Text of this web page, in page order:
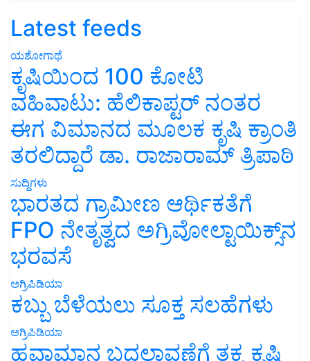
Latest feeds
ಯಶೋಗಾಥೆ
ಕೃಷಿಯಿಂದ 100 ಕೋಟಿ
ವಹಿವಾಟು: ಹೆಲಿಕಾಪ್ಟರ್ ನಂತರ
ಈಗ ವಿಮಾನದ ಮೂಲಕ ಕೃಷಿ ಕ್ರಾಂತಿ
ತರಲಿದ್ದಾರೆ ಡಾ. ರಾಜಾರಾಮ್ ತ್ರಿಪಾಠಿ
ಸುದ್ದಿಗಳು
ಭಾರತದ ಗ್ರಾಮೀಣ ಆರ್ಥಿಕತೆಗೆ
FPO ನೇತೃತ್ವದ ಅಗ್ರಿವೋಲ್ಟಾಯಿಕ್ಸ್‌ನ
ಭರವಸೆ
ಅಗ್ರಿಪಿಡಿಯಾ
ಕಬ್ಬು ಬೆಳೆಯಲು ಸೂಕ್ತ ಸಲಹೆಗಳು
ಅಗ್ರಿಪಿಡಿಯಾ
ಹವಾಮಾನ ಬದಲಾವಣೆಗೆ ತಕ್ಕ ಕೃಷಿ